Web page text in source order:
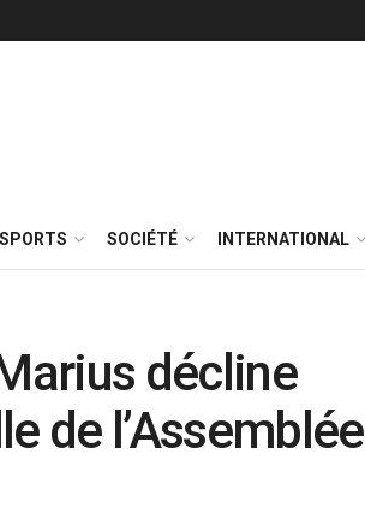
SPORTS SOCIÉTÉ INTERNATIONAL
décline
de l’Assemblée